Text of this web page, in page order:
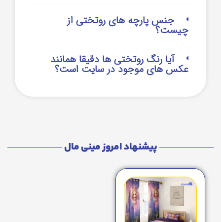
جنس پارچه های روتختی از
چیست؟
آیا رنگ روتختی ها دقیقا همانند
عکس های موجود در سایت است؟
پیشنهاد امروز مینی مال